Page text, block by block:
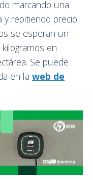
marcando una
y repitiendo precio
se esperan un
en
Se puede
en la web de